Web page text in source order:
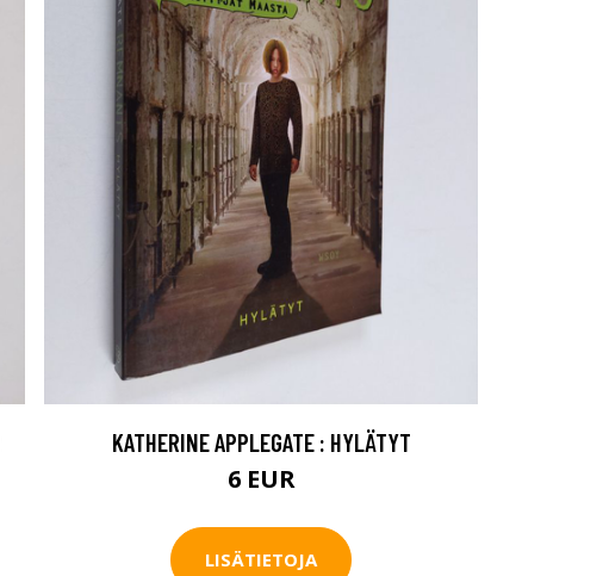
KATHERINE APPLEGATE : HYLÄTYT
6 EUR
LISÄTIETOJA